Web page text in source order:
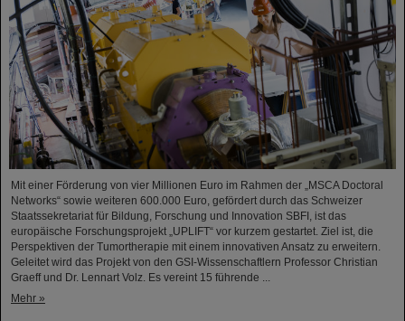
Mit einer Förderung von vier Millionen Euro im Rahmen der „MSCA Doctoral
Networks“ sowie weiteren 600.000 Euro, gefördert durch das Schweizer
Staatssekretariat für Bildung, Forschung und Innovation SBFI, ist das
europäische Forschungsprojekt „UPLIFT“ vor kurzem gestartet. Ziel ist, die
Perspektiven der Tumortherapie mit einem innovativen Ansatz zu erweitern.
Geleitet wird das Projekt von den GSI-Wissenschaftlern Professor Christian
Graeff und Dr. Lennart Volz. Es vereint 15 führende ...
Mehr »